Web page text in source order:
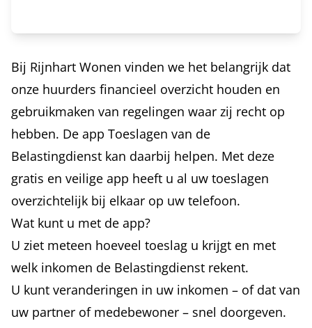
Bij Rijnhart Wonen vinden we het belangrijk dat
onze huurders financieel overzicht houden en
gebruikmaken van regelingen waar zij recht op
hebben. De app Toeslagen van de
Belastingdienst kan daarbij helpen. Met deze
gratis en veilige app heeft u al uw toeslagen
overzichtelijk bij elkaar op uw telefoon.
Wat kunt u met de app?
U ziet meteen hoeveel toeslag u krijgt en met
welk inkomen de Belastingdienst rekent.
U kunt veranderingen in uw inkomen – of dat van
uw partner of medebewoner – snel doorgeven.